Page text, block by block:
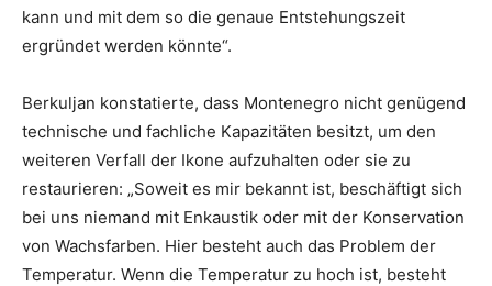
kann und mit dem so die genaue Entstehungszeit
ergründet werden könnte“.
Berkuljan konstatierte, dass Montenegro nicht genügend
technische und fachliche Kapazitäten besitzt, um den
weiteren Verfall der Ikone aufzuhalten oder sie zu
restaurieren: „Soweit es mir bekannt ist, beschäftigt sich
bei uns niemand mit Enkaustik oder mit der Konservation
von Wachsfarben. Hier besteht auch das Problem der
Temperatur. Wenn die Temperatur zu hoch ist, besteht